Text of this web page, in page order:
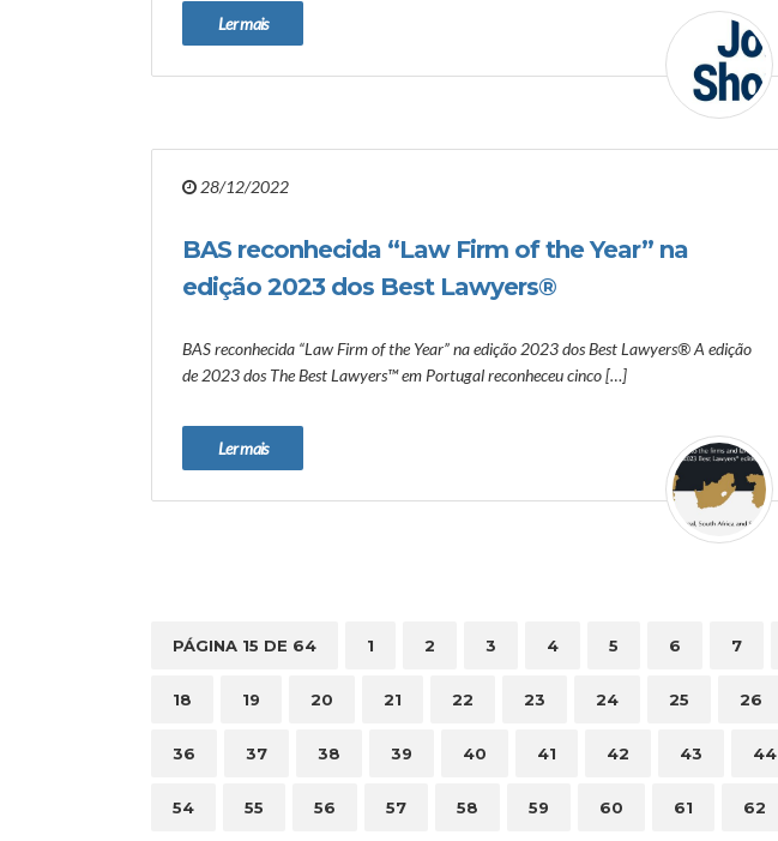
Ler mais
28/12/2022
BAS reconhecida “Law Firm of the Year” na
edição 2023 dos Best Lawyers®
BAS reconhecida “Law Firm of the Year” na edição 2023 dos Best Lawyers® A edição
de 2023 dos The Best Lawyers™ em Portugal reconheceu cinco […]
Ler mais
PÁGINA 15 DE 64 1 2 3 4 5 6 7
18 19 20 21 22 23 24 25 26
36 37 38 39 40 41 42 43 44
54 55 56 57 58 59 60 61 62